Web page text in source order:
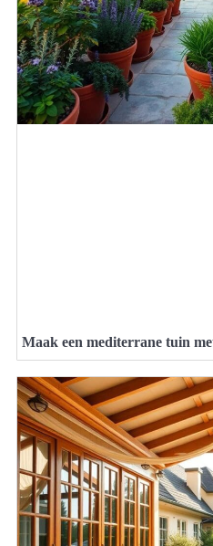
Maak een mediterrane tuin